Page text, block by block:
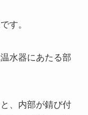
す。
水器にあたる部
、内部が錆び付